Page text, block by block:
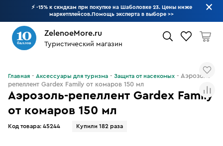
⚡ -15% к скидкам при покупке на Шаболовке 23. Цены ниже
маркетплейсов.Помощь эксперта в выборе >>
ZelenoeMore.ru
Туристический магазин
Аэрозоль-репеллент Gardex Family
от комаров 150 мл
Код товара: 45244 Купили 182 раза
Главная Аксессуары для туризма Защита от насекомых
Аэрозоль-
репеллент Gardex Family от комаров 150 мл